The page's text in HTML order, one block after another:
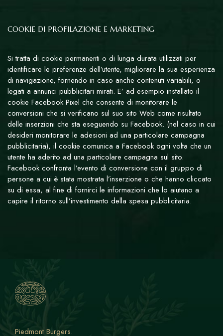
COOKIE DI PROFILAZIONE E MARKETING
Si tratta di cookie permanenti o di lunga durata utilizzati per
identificare le preferenze dell’utente, migliorare la sua esperienza
di navigazione, fornendo in caso anche contenuti variabili, o
legati a annunci pubblicitari mirati. E’ ad esempio installato il
cookie Facebook Pixel che consente di monitorare le
conversioni che si verificano sul suo sito Web come risultato
delle inserzioni che sta eseguendo su Facebook. (nel caso in cui
desideri monitorare le adesioni ad una particolare campagna
pubblicitaria), il cookie comunica a Facebook ogni volta che un
utente ha aderito ad una particolare campagna sul sito.
Facebook confronta l’evento di conversione con il gruppo di
persone a cui è stata mostrata l’inserzione o che hanno cliccato
su di essa, al fine di fornirci le informazioni che lo aiutano a
capire il ritorno sull’investimento della spesa pubblicitaria.
Piedmont Burgers.